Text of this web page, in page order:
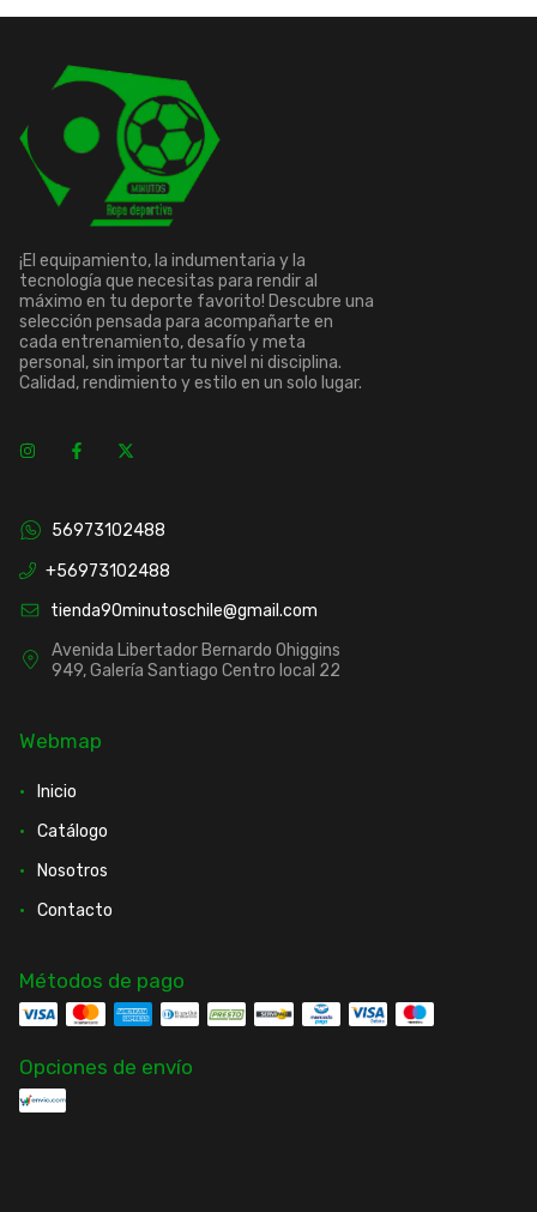
¡El equipamiento, la indumentaria y la
tecnología que necesitas para rendir al
máximo en tu deporte favorito! Descubre una
selección pensada para acompañarte en
cada entrenamiento, desafío y meta
personal, sin importar tu nivel ni disciplina.
Calidad, rendimiento y estilo en un solo lugar.
56973102488
+56973102488
tienda90minutoschile@gmail.com
Avenida Libertador Bernardo Ohiggins
949, Galería Santiago Centro local 22
Webmap
Inicio
Catálogo
Nosotros
Contacto
Métodos de pago
Opciones de envío